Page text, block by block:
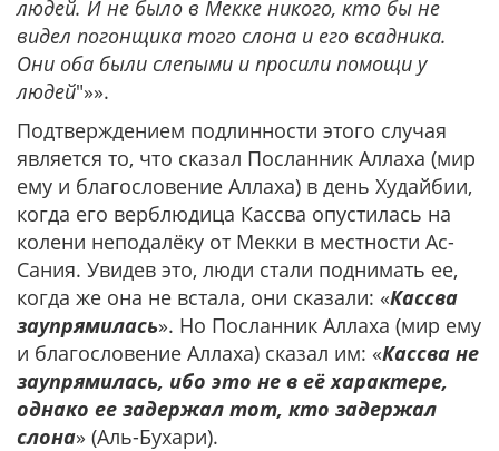
людей. И не было в Мекке никого, кто бы не
видел погонщика того слона и его всадника.
Они оба были слепыми и просили помощи у
людей"»».
Подтверждением подлинности этого случая
является то, что сказал Посланник Аллаха (мир
ему и благословение Аллаха) в день Худайбии,
когда его верблюдица Кассва опустилась на
колени неподалёку от Мекки в местности Ас-
Сания. Увидев это, люди стали поднимать ее,
когда же она не встала, они сказали: «Кассва
заупрямилась». Но Посланник Аллаха (мир ему
и благословение Аллаха) сказал им: «Кассва не
заупрямилась, ибо это не в её характере,
однако ее задержал тот, кто задержал
слона» (Аль-Бухари).